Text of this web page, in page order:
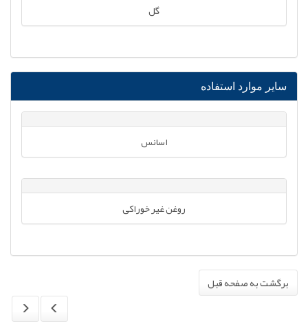
گل
سایر موارد استفاده
اسانس
روغن غیر خوراکی
برگشت به صفحه قبل